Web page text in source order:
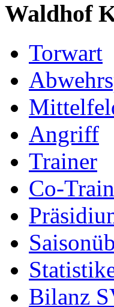
Waldhof
Torwart
Angriff
Trainer
Co-
Bilanz